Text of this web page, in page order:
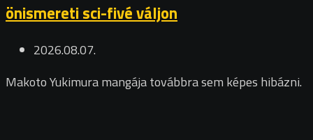
önismereti sci-fivé váljon
2026.08.07.
Makoto Yukimura mangája továbbra sem képes hibázni.